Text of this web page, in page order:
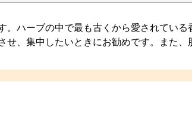
。ハーブの中で最も古くから愛されている
せ、集中したいときにお勧めです。また、